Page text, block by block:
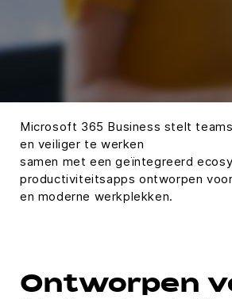
Microsoft 365 Business stelt
en veiliger te werken
samen met een geïntegreerd
productiviteitsapps ontworpen
en moderne werkplekken.
Ontworpen